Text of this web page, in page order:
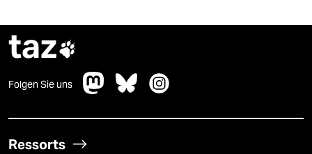
taz
Folgen Sie uns
Ressorts